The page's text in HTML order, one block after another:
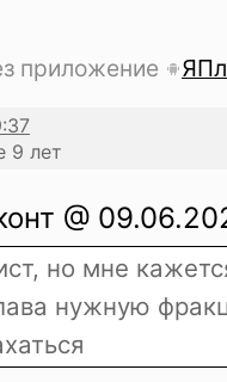
приложение
9 лет
@
но мне
нужную